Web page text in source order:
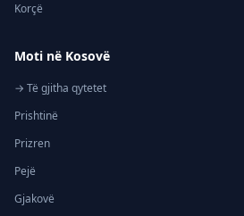
Korçë
Moti në Kosovë
→ Të gjitha qytetet
Prishtinë
Prizren
Pejë
Gjakovë